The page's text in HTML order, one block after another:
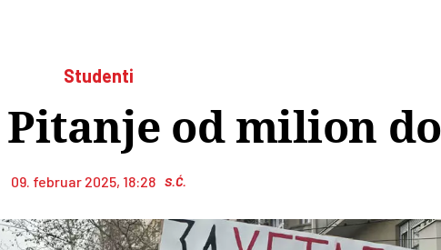
Studenti
od milion
09. februar 2025, 18:28 S.Ć.